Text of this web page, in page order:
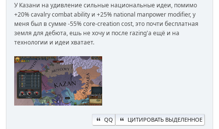
У Казани на удивление сильные национальные идеи, помимо
+20% cavalry combat ability и +25% national manpower modifier, у
меня был в сумме -55% core-creation cost, это почти бесплатная
земля для дебюта, ешь не хочу и после razing'а ещё и на
технологии и идеи хватает.
QQ ЦИТИРОВАТЬ ВЫДЕЛЕННОЕ